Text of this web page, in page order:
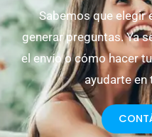
Sabemos que elegir
generar preguntas. Ya
el envío o cómo hacer
ayudarte